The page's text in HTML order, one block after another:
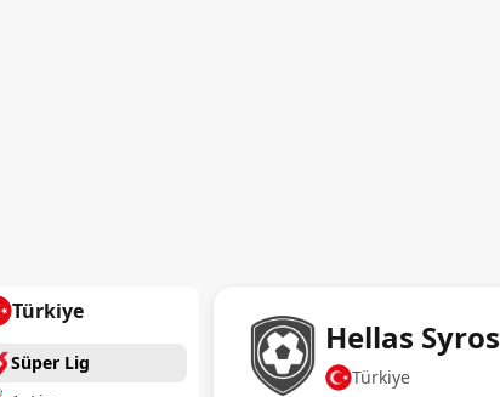
Türkiye
Süper Lig
Hellas Syros
Türkiye